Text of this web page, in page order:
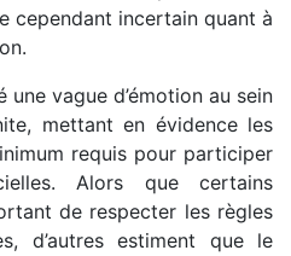
cependant incertain quant à
vague d’émotion au sein
mettant en évidence les
requis pour participer
Alors que certains
de respecter les règles
d’autres estiment que le